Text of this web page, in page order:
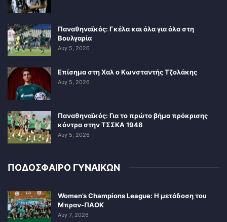
Παναθηναϊκός: Γκέλα και όλα για όλα στη
Βουλγαρία
Αυγ 5, 2026
Επίσημα στη Χαλ ο Κωνσταντής Τζολάκης
Αυγ 5, 2026
Παναθηναϊκός: Για το πρώτο βήμα πρόκρισης
κόντρα στην ΤΣΣΚΑ 1948
Αυγ 5, 2026
ΠΟΔΟΣΦΑΙΡΟ ΓΥΝΑΙΚΩΝ
Women’s Champions League: Η μετάδοση του
Μπραν-ΠΑΟΚ
Αυγ 7, 2026